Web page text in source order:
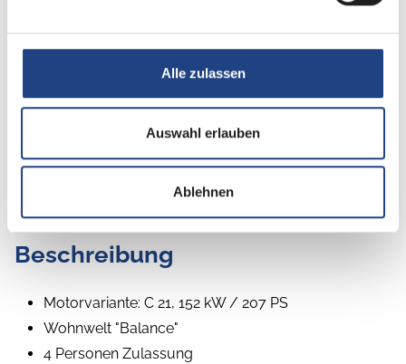
Alle zulassen
Auswahl erlauben
Ablehnen
Doppel-/franz. Bett
Beschreibung
Motorvariante: C 21, 152 kW / 207 PS
Wohnwelt "Balance"
4 Personen Zulassung